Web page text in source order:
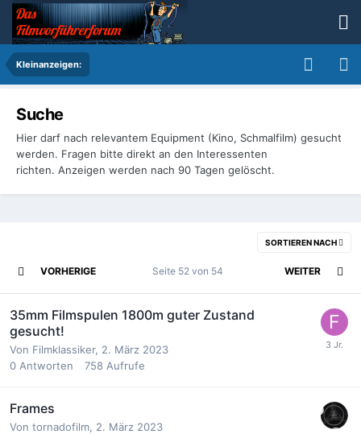
Kleinanzeigen:
Suche
Hier darf nach relevantem Equipment (Kino, Schmalfilm) gesucht
werden. Fragen bitte direkt an den Interessenten
richten. Anzeigen werden nach 90 Tagen gelöscht.
SORTIEREN NACH
VORHERIGE WEITER
Seite 52 von 54
35mm Filmspulen 1800m guter Zustand
gesucht!
Von Filmklassiker, 2. März 2023
0 Antworten 758 Aufrufe
Frames
Von tornadofilm, 2. März 2023